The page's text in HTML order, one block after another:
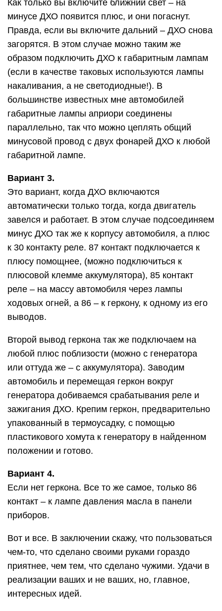
Как только вы включите ближний свет – на
минусе ДХО появится плюс, и они погаснут.
Правда, если вы включите дальний – ДХО снова
загорятся. В этом случае можно таким же
образом подключить ДХО к габаритным лампам
(если в качестве таковых используются лампы
накаливания, а не светодиодные!). В
большинстве известных мне автомобилей
габаритные лампы априори соединены
параллельно, так что можно цеплять общий
минусовой провод с двух фонарей ДХО к любой
габаритной лампе.
Вариант 3.
Это вариант, когда ДХО включаются
автоматически только тогда, когда двигатель
завелся и работает. В этом случае подсоединяем
минус ДХО так же к корпусу автомобиля, а плюс
к 30 контакту реле. 87 контакт подключается к
плюсу помощнее, (можно подключиться к
плюсовой клемме аккумулятора), 85 контакт
реле – на массу автомобиля через лампы
ходовых огней, а 86 – к геркону, к одному из его
выводов.
Второй вывод геркона так же подключаем на
любой плюс поблизости (можно с генератора
или оттуда же – с аккумулятора). Заводим
автомобиль и перемещая геркон вокруг
генератора добиваемся срабатывания реле и
зажигания ДХО. Крепим геркон, предварительно
упакованный в термоусадку, с помощью
пластикового хомута к генератору в найденном
положении и готово.
Вариант 4.
Если нет геркона. Все то же самое, только 86
контакт – к лампе давления масла в панели
приборов.
Вот и все. В заключении скажу, что пользоваться
чем-то, что сделано своими руками гораздо
приятнее, чем тем, что сделано чужими. Удачи в
реализации ваших и не ваших, но, главное,
интересных идей.